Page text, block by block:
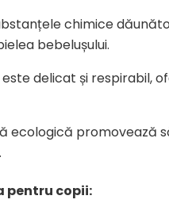
chimice
bebelușului.
delicat și respirabil,
ecologică promovează
pentru copii: